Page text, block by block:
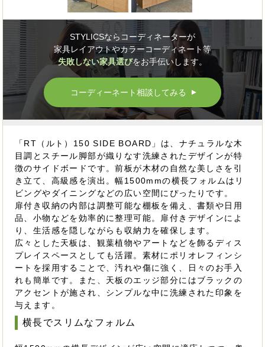
STYLICSならコーディネーターが
家具レイアウトやカラーコーディネート等
失敗しない家具選びをお手伝いします。
コーディーネート相談してみる ▲
「RT（ルト）150 SIDE BOARD」は、ナチュラルな木
目調とスチール脚部が織りなす洗練されたデザインが特
徴のサイドボードです。前板が木材の自然な美しさを引
き立て、高級感を演出。幅1500mmの横長フォルムはリ
ビングやダイニングなどの広い空間にぴったりです。
扉付き収納の内部は調整可能な棚板を備え、書類や日用
品、小物などを効率的に整理可能。扉付きデザインによ
り、生活感を隠しながらも収納力を確保します。
広々とした天板は、観葉植物やアートなどを飾るディス
プレイスペースとしても活躍。素材にポリオレフィンシ
ートを採用することで、汚れや傷に強く、日々のお手入
れも簡単です。また、天板のエッジ部分にはブラックの
アクセントが施され、シンプルな中に洗練された印象を
与えます。
横長でスリムなフォルム